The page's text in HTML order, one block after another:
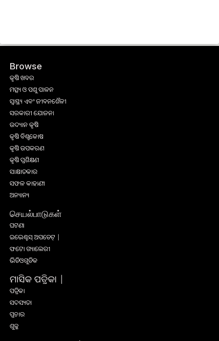
Browse
କୃଷି ଖବର
ମତ୍ସ୍ୟ ଓ ପଶୁ ପାଳନ
ସ୍ୱାସ୍ଥ୍ୟ ଏବଂ ଜୀବନଶୈଳୀ
ସରକାରୀ ଯୋଜନା
ଉଦ୍ୟାନ କୃଷି
କୃଷି ବିଶ୍ବକୋଷ
କୃଷି ଉପକରଣ
କୃଷି ପ୍ରଶିକ୍ଷଣ
ସାକ୍ଷାତକାର
ସଫଳ କାହାଣୀ
ଅନ୍ୟାନ୍ୟ
செயல்பாடுகள்
ଘଟଣା
ଇଭେଣ୍ଟସ୍ ଅପଡେଟ୍ |
ଫଟୋ ଗ୍ୟାଲେରୀ
ଭିଡିଓଗୁଡିକ
ମାସିକ ପତ୍ରିକା |
ପତ୍ରିକା
ସଦସ୍ୟତା
ପ୍ରଚାର
ଶୁଳ୍କ